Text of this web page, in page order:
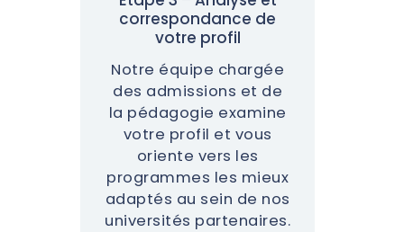
correspondance de
votre profil
Notre équipe chargée
des admissions et de
la pédagogie examine
votre profil et vous
oriente vers les
programmes les mieux
adaptés au sein de nos
universités partenaires.